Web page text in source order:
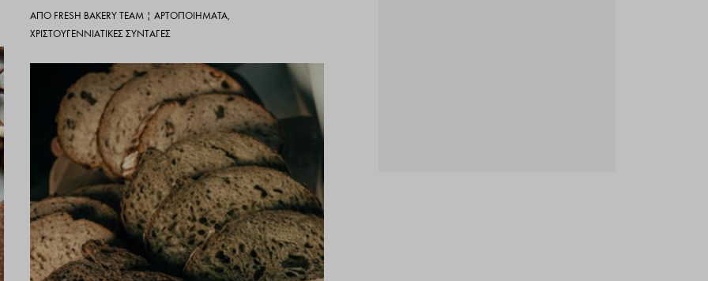
ΑΠΌ FRESH BAKERY TEAM |ΑΡΤΟΠΟΙΉΜΑΤΑ,
ΧΡΙΣΤΟΥΓΕΝΝΙΆΤΙΚΕΣ ΣΥΝΤΑΓΈΣ